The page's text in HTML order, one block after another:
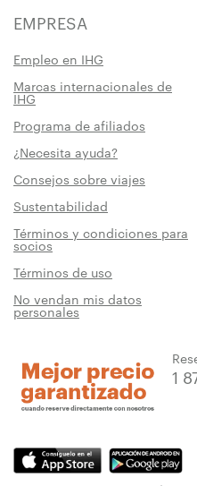
EMPRESA
Empleo en IHG
Marcas internacionales de
IHG
Programa de afiliados
¿Necesita ayuda?
Consejos sobre viajes
Sustentabilidad
Términos y condiciones para
socios
Términos de uso
No vendan mis datos
personales
1